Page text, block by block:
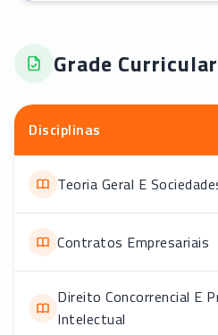
Grade Curricular
Disciplinas
Teoria Geral E
Contratos Empresariais
Direito Concorrencial E
Intelectual